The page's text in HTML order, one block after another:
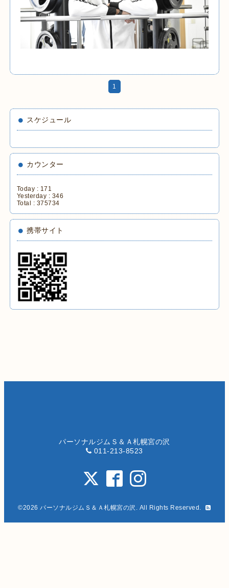
1
スケジュール
カウンター
Today : 171
Yesterday : 346
Total : 375734
携帯サイト
パーソナルジムＳ＆Ａ札幌宮の沢
011-213-8523
©2026パーソナルジムＳ＆Ａ札幌宮の沢 . All Rights Reserved.